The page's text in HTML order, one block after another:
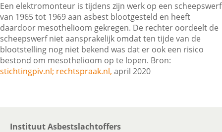
Veelgestelde vragen
Contactgegevens
Een elektromonteur is tijdens zijn werk op een scheepswerf
van 1965 tot 1969 aan asbest blootgesteld en heeft
daardoor mesothelioom gekregen. De rechter oordeelt de
scheepswerf niet aansprakelijk omdat ten tijde van de
blootstelling nog niet bekend was dat er ook een risico
bestond om mesothelioom op te lopen. Bron:
stichtingpiv.nl; rechtspraak.nl, april 2020
Instituut Asbestslachtoffers